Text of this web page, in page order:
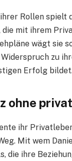
Rollen spielt
die mit ihrem
wägt sie
zu
Erfolg
ohne
ihr
Mit wem
die ihre